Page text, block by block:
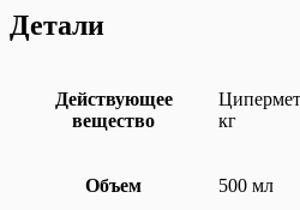
Детали
Действующее
вещество
кг
Объем 500 мл